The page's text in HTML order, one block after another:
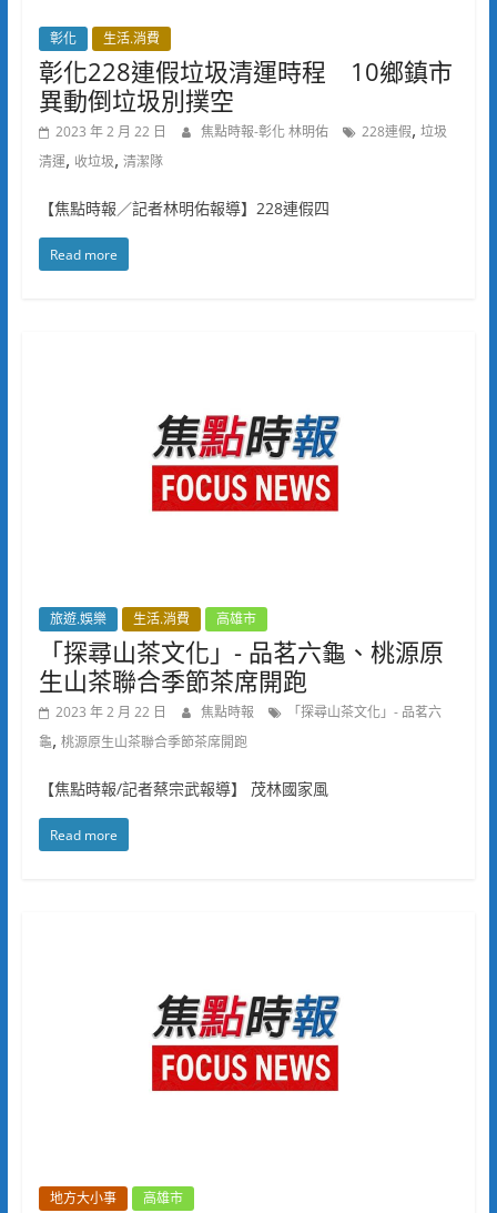
彰化 生活.消費
彰化228連假垃圾清運時程 10鄉鎮市
異動倒垃圾別撲空
2023 年 2 月 22 日 焦點時報-彰化 林明佑 228連假, 垃圾
清運, 收垃圾, 清潔隊
【焦點時報／記者林明佑報導】228連假四
Read more
旅遊.娛樂 生活.消費 高雄市
「探尋山茶文化」- 品茗六龜、桃源原
生山茶聯合季節茶席開跑
2023 年 2 月 22 日 焦點時報
「探尋山茶文化」- 品茗六
龜, 桃源原生山茶聯合季節茶席開跑
【焦點時報/記者蔡宗武報導】 茂林國家風
Read more
地方大小事 高雄市